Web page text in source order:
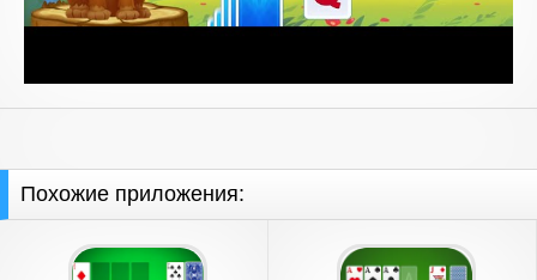
Похожие приложения: